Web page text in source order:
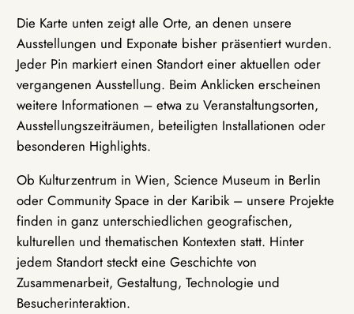
Die Karte unten zeigt alle Orte, an denen unsere
Ausstellungen und Exponate bisher präsentiert wurden.
Jeder Pin markiert einen Standort einer aktuellen oder
vergangenen Ausstellung. Beim Anklicken erscheinen
weitere Informationen – etwa zu Veranstaltungsorten,
Ausstellungszeiträumen, beteiligten Installationen oder
besonderen Highlights.
Ob Kulturzentrum in Wien, Science Museum in Berlin
oder Community Space in der Karibik – unsere Projekte
finden in ganz unterschiedlichen geografischen,
kulturellen und thematischen Kontexten statt. Hinter
jedem Standort steckt eine Geschichte von
Zusammenarbeit, Gestaltung, Technologie und
Besucherinteraktion.